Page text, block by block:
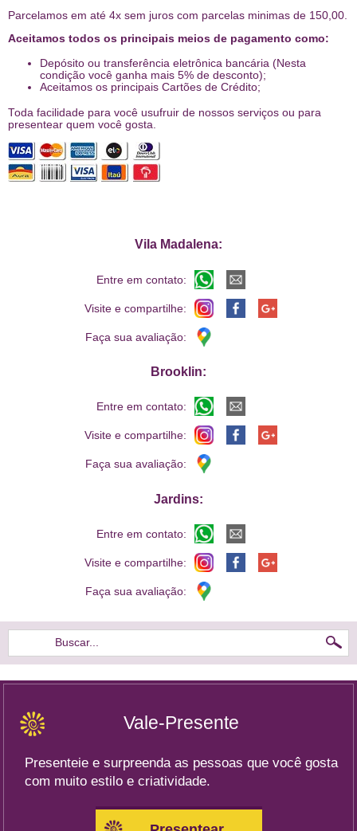
Parcelamos em até 4x sem juros com parcelas minimas de 150,00.
Aceitamos todos os principais meios de pagamento como:
Depósito ou transferência eletrônica bancária (Nesta
condição você ganha mais 5% de desconto);
Aceitamos os principais Cartões de Crédito;
Toda facilidade para você usufruir de nossos serviços ou para
presentear quem você gosta.
Vila Madalena:
Entre em contato:
Visite e compartilhe:
Faça sua avaliação:
Brooklin:
Entre em contato:
Visite e compartilhe:
Faça sua avaliação:
Jardins:
Entre em contato:
Visite e compartilhe:
Faça sua avaliação:
Buscar...
Vale-Presente
Presenteie e surpreenda as pessoas que você gosta
com muito estilo e criatividade.